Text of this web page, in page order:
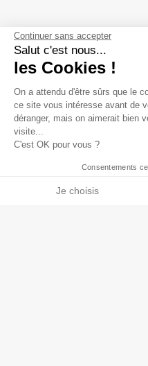
Continuer sans accepter
Salut c'est nous...
les Cookies !
On a attendu d'être sûrs que le
ce site vous intéresse avant de
déranger, mais on aimerait bien
visite...
C'est OK pour vous ?
Consentements
Je choisis